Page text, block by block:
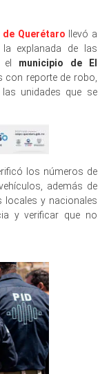
de Querétaro llevó a
explanada de las
el municipio de El
con reporte de robo,
unidades que se
los números de
además de
y nacionales
y verificar que no